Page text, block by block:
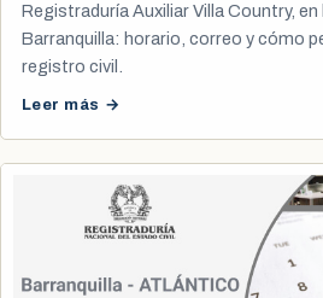
Registraduría Auxiliar Villa Country,
Barranquilla: horario, correo y cómo
registro civil.
Leer más →